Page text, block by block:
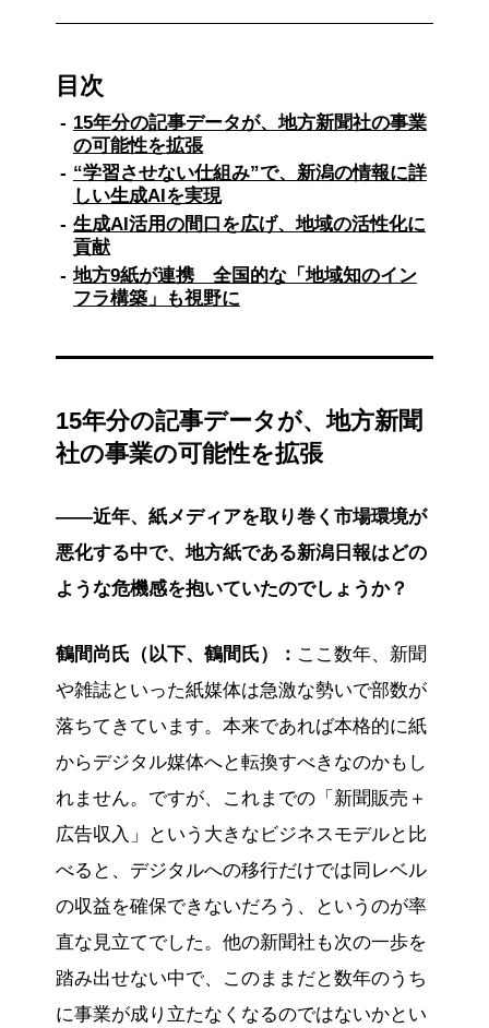
目次
15年分の記事データが、地方新聞社の事業
の可能性を拡張
“学習させない仕組み”で、新潟の情報に詳
しい生成AIを実現
生成AI活用の間口を広げ、地域の活性化に
貢献
地方9紙が連携 全国的な「地域知のイン
フラ構築」も視野に
15年分の記事データが、地方新聞
社の事業の可能性を拡張
――近年、紙メディアを取り巻く市場環境が
悪化する中で、地方紙である新潟日報はどの
ような危機感を抱いていたのでしょうか？
鶴間尚氏（以下、鶴間氏）： ここ数年、新聞
や雑誌といった紙媒体は急激な勢いで部数が
落ちてきています。本来であれば本格的に紙
からデジタル媒体へと転換すべきなのかもし
れません。ですが、これまでの「新聞販売＋
広告収入」という大きなビジネスモデルと比
べると、デジタルへの移行だけでは同レベル
の収益を確保できないだろう、というのが率
直な見立てでした。他の新聞社も次の一歩を
踏み出せない中で、このままだと数年のうち
に事業が成り立たなくなるのではないかとい